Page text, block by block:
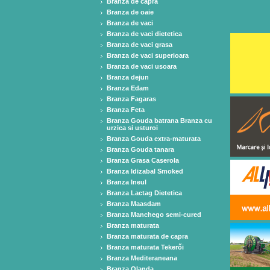
Branza de oaie
Branza de vaci
Branza de vaci dietetica
Branza de vaci grasa
Branza de vaci superioara
Branza de vaci usoara
Branza dejun
Branza Edam
Branza Fagaras
Branza Feta
Branza Gouda batrana Branza cu
urzica si usturoi
Branza Gouda extra-maturata
Branza Gouda tanara
Branza Grasa Caserola
Branza Idizabal Smoked
Branza Ineul
Branza Lactag Dietetica
Branza Maasdam
Branza Manchego semi-cured
Branza maturata
Branza maturata de capra
Branza maturata Tekerői
Branza Mediteraneana